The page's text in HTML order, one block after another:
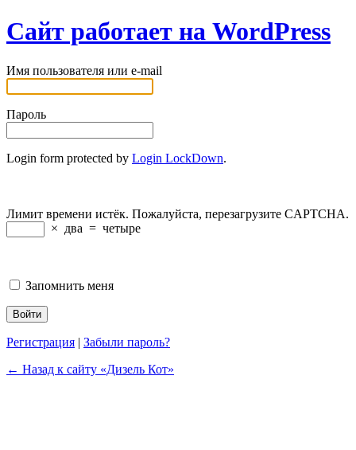
Сайт работает на WordPress
Имя пользователя или e-mail
Пароль
Login form protected by Login LockDown.
Лимит времени истёк. Пожалуйста, перезагрузите CAPTCHA.
× два = четыре
Запомнить меня
Регистрация | Забыли пароль?
← Назад к сайту «Дизель Кот»